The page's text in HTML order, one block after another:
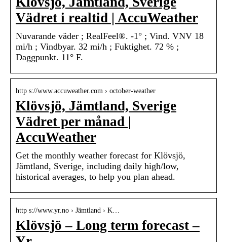
Vädret i realtid | AccuWeather
Nuvarande väder ; RealFeel®. -1° ; Vind. VNV 18
mi/h ; Vindbyar. 32 mi/h ; Fuktighet. 72 % ;
Daggpunkt. 11° F.
http s://www.accuweather.com › october-weather
Klövsjö, Jämtland, Sverige
Vädret per månad |
AccuWeather
Get the monthly weather forecast for Klövsjö,
Jämtland, Sverige, including daily high/low,
historical averages, to help you plan ahead.
http s://www.yr.no › Jämtland › K…
Klövsjö – Long term forecast –